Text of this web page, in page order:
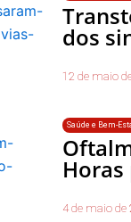
dos
12 de maio
Saúde e Bem-
Horas
4 de maio de